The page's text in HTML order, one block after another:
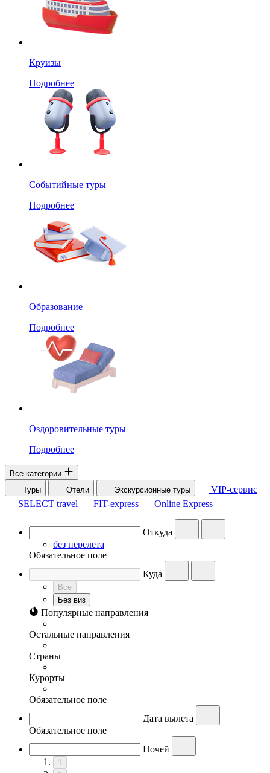
Круизы
Подробнее
Событийные туры
Подробнее
Образование
Подробнее
Оздоровительные туры
Подробнее
Все категории
Туры
Отели Экскурсионные туры
VIP-сервис
SELECT travel
FIT-express Online Express
Откуда
без перелета
Обязательное поле
Куда
Все
Без виз
Популярные направления
Остальные направления
Страны
Курорты
Обязательное поле
Дата вылета
Обязательное поле
Ночей
1